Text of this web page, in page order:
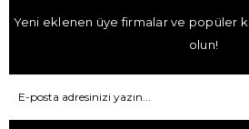
Yeni eklenen üye firmalar ve popüler
olun!